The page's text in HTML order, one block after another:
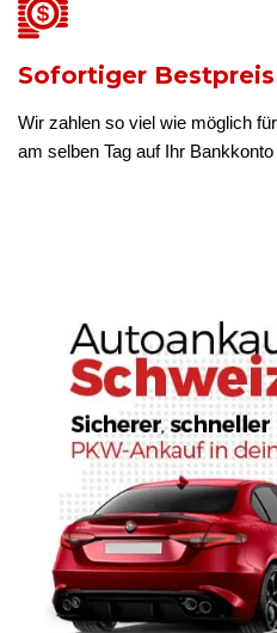
Sofortiger Bestpreis
Wir zahlen so viel wie möglich
am selben Tag auf Ihr